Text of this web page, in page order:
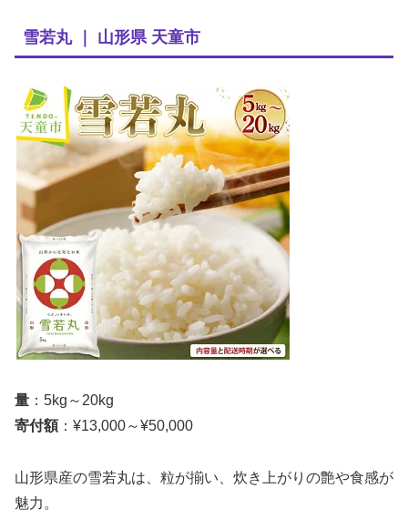
雪若丸 ｜ 山形県 天童市
量 ：5kg～20kg
寄付額：¥13,000～¥50,000
山形県産の雪若丸は、粒が揃い、炊き上がりの艶や食感が
魅力。